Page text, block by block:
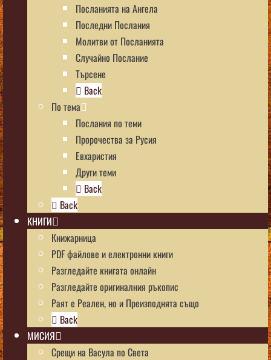
Посланията на Ангела
Последни Послания
Молитви от Посланията
Случайно Послание
Търсене
Back
По тема
Послания по теми
Пророчества за Русия
Евхаристия
Други теми
Back
Back
КНИГИ
Книжарница
PDF файлове и електронни книги
Разгледайте книгата онлайн
Разгледайте оригиналния ръкопис
Раят е Реален, но и Преизподнята също
Back
МИСИЯ
Срещи на Васула по Света